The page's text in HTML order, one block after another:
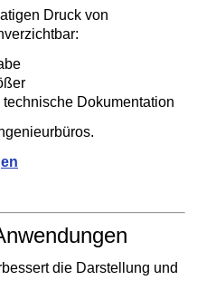
Druck von
Dokumentation
die Darstellung und